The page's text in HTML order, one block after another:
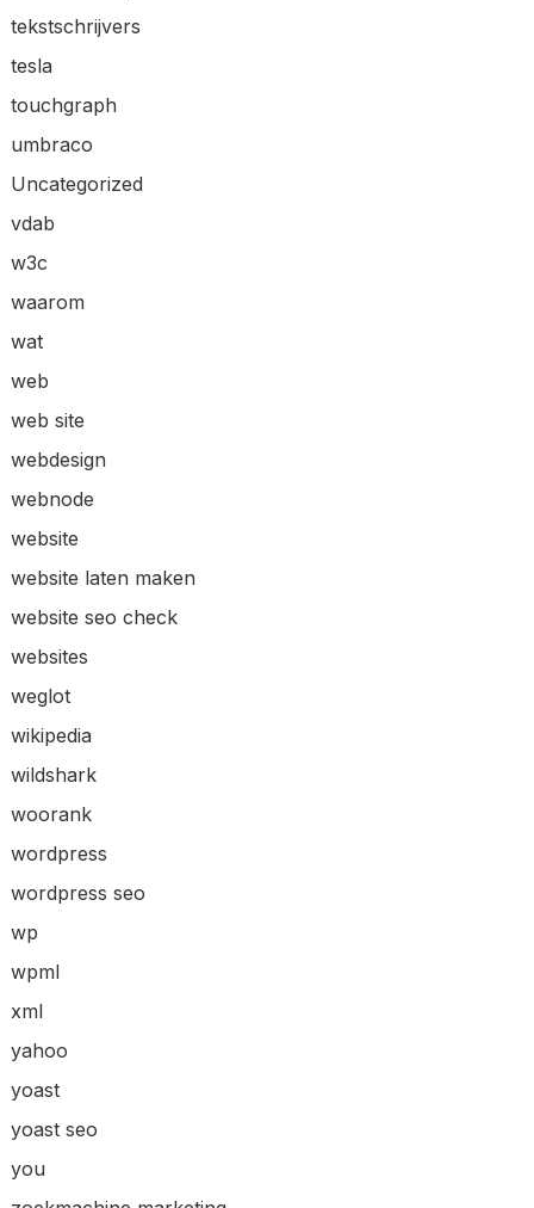
tekstschrijvers
tesla
touchgraph
umbraco
Uncategorized
vdab
w3c
waarom
wat
web
web site
webdesign
webnode
website
website laten maken
website seo check
websites
weglot
wikipedia
wildshark
woorank
wordpress
wordpress seo
wp
wpml
xml
yahoo
yoast
yoast seo
you